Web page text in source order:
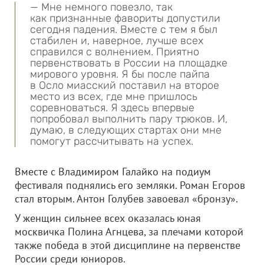
— Мне немного повезло, так
как признанные фавориты допустили
сегодня падения. Вместе с тем я был
стабилен и, наверное, лучше всех
справился с волнением. Приятно
первенствовать в России на площадке
мирового уровня. Я бы после пайпа
в Осло миасский поставил на второе
место из всех, где мне пришлось
соревноваться. Я здесь впервые
попробовал выполнить пару трюков. И,
думаю, в следующих стартах они мне
помогут рассчитывать на успех.
Вместе с Владимиром Галайко на подиум
фестиваля поднялись его земляки. Роман Егоров
стал вторым. Антон Голубев завоевал «бронзу».
У женщин сильнее всех оказалась юная
москвичка Полина Агнцева, за плечами которой
также победа в этой дисциплине на первенстве
России среди юниоров.